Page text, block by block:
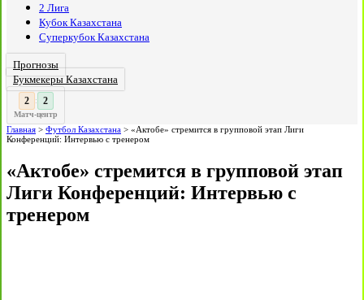
2 Лига
Кубок Казахстана
Суперкубок Казахстана
Прогнозы
Букмекеры Казахстана
3
:
Матч-центр
Главная > Футбол Казахстана > «Актобе» стремится в групповой этап Лиги
Конференций: Интервью с тренером
«Актобе» стремится в групповой этап
Лиги Конференций: Интервью с
тренером